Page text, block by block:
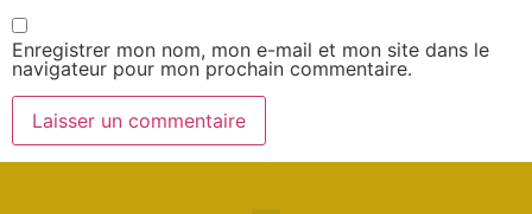
Enregistrer mon nom, mon e-mail et mon site dans le
navigateur pour mon prochain commentaire.